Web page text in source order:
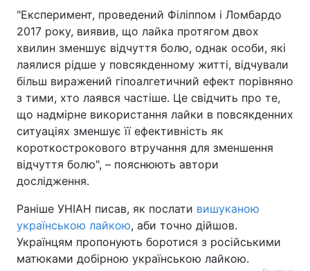
"Експеримент, проведений Філіппом і Ломбардо
2017 року, виявив, що лайка протягом двох
хвилин зменшує відчуття болю, однак особи, які
лаялися рідше у повсякденному житті, відчували
більш виражений гіпоалгетичний ефект порівняно
з тими, хто лаявся частіше. Це свідчить про те,
що надмірне використання лайки в повсякденних
ситуаціях зменшує її ефективність як
короткострокового втручання для зменшення
відчуття болю", – пояснюють автори
дослідження.
Раніше УНІАН писав, як послати вишуканою
українською лайкою, аби точно дійшов.
Українцям пропонують боротися з російськими
матюками добірною українською лайкою.